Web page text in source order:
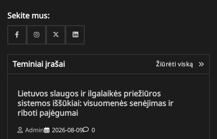
Sekite mus:
FacebookInstagramTwitterLinkedin
Teminiai įrašai Žiūrėti viską
Lietuvos slaugos ir ilgalaikės priežiūros
sistemos iššūkiai: visuomenės senėjimas ir
riboti pajėgumai
Admin 2026-08-09 0